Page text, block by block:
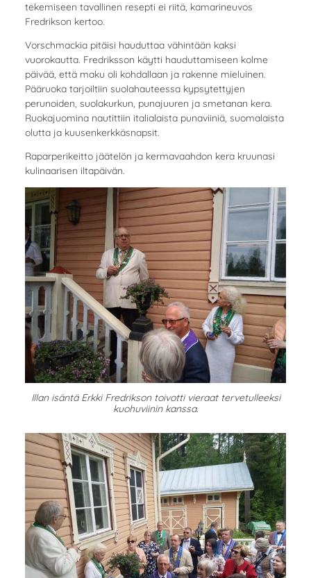
tekemiseen tavallinen resepti ei riitä, kamarineuvos
Fredrikson kertoo.
Vorschmackia pitäisi hauduttaa vähintään kaksi
vuorokautta. Fredriksson käytti hauduttamiseen kolme
päivää, että maku oli kohdallaan ja rakenne mieluinen.
Pääruoka tarjoiltiin suolahauteessa kypsytettyjen
perunoiden, suolakurkun, punajuuren ja smetanan kera.
Ruokajuomina nautittiin italialaista punaviiniä, suomalaista
olutta ja kuusenkerkkäsnapsit.
Raparperikeitto jäätelön ja kermavaahdon kera kruunasi
kulinaarisen iltapäivän.
Illan isäntä Erkki Fredrikson toivotti vieraat tervetulleeksi
kuohuviinin kanssa.